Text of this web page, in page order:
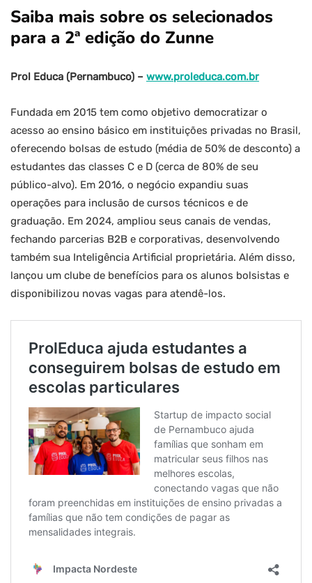
Saiba mais sobre os selecionados
para a 2ª edição do Zunne
Prol Educa (Pernambuco) – www.proleduca.com.br
Fundada em 2015 tem como objetivo democratizar o
acesso ao ensino básico em instituições privadas no Brasil,
oferecendo bolsas de estudo (média de 50% de desconto) a
estudantes das classes C e D (cerca de 80% de seu
público-alvo). Em 2016, o negócio expandiu suas
operações para inclusão de cursos técnicos e de
graduação. Em 2024, ampliou seus canais de vendas,
fechando parcerias B2B e corporativas, desenvolvendo
também sua Inteligência Artificial proprietária. Além disso,
lançou um clube de benefícios para os alunos bolsistas e
disponibilizou novas vagas para atendê-los.